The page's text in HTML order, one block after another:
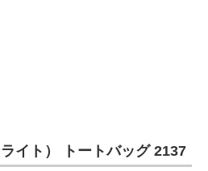
イト） トートバッグ 2137